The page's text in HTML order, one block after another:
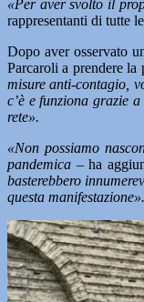
«Per aver svolto il
rappresentanti di tutte
Dopo aver osservato
Parcaroli a prendere la
misure anti-contagio,
c’è e funziona grazie
rete».
«Non possiamo
pandemica – ha
basterebbero
questa manifestazione».